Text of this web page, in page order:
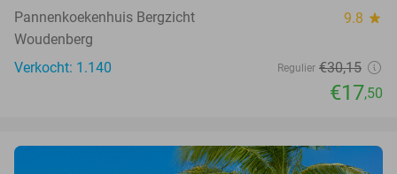
Pannenkoekenhuis Bergzicht 9.8 star
Woudenberg
Verkocht: 1.140
Regulier €30,15
€17,50